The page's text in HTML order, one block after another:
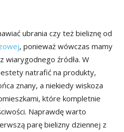
ubrania czy też bieliznę od
, ponieważ wówczas mamy
wiarygodnego źródła. W
natrafić na produkty,
znany, a niekiedy wiskoza
które kompletnie
Naprawdę warto
parę bielizny dziennej z